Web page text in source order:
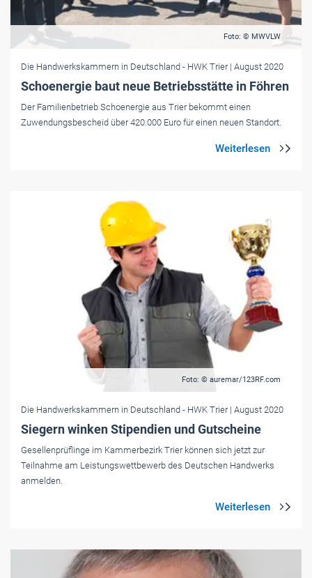
Foto: © MWVLW
Die Handwerkskammern in Deutschland - HWK Trier | August 2020
Schoenergie baut neue Betriebsstätte in Föhren
Der Familienbetrieb Schoenergie aus Trier bekommt einen
Zuwendungsbescheid über 420.000 Euro für einen neuen Standort.
Foto: © auremar/123RF.com
Die Handwerkskammern in Deutschland - HWK Trier | August 2020
Siegern winken Stipendien und Gutscheine
Gesellenprüflinge im Kammerbezirk Trier können sich jetzt zur
Teilnahme am Leistungswettbewerb des Deutschen Handwerks
anmelden.